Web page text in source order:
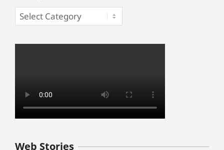
Web Stories
बुधवार के उपाय :